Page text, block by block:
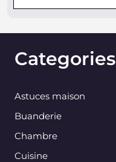
Categories
Astuces maison
Buanderie
Chambre
Cuisine